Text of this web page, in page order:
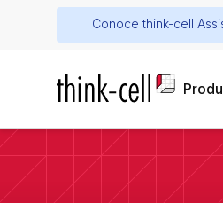
Conoce think-cell